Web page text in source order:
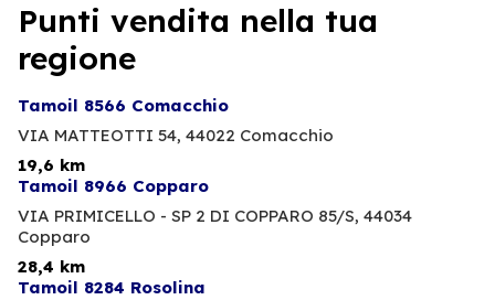
Punti vendita nella tua
regione
Tamoil 8566 Comacchio
VIA MATTEOTTI 54, 44022 Comacchio
19,6 km
Tamoil 8966 Copparo
VIA PRIMICELLO - SP 2 DI COPPARO 85/S, 44034
Copparo
28,4 km
Tamoil 8284 Rosolina